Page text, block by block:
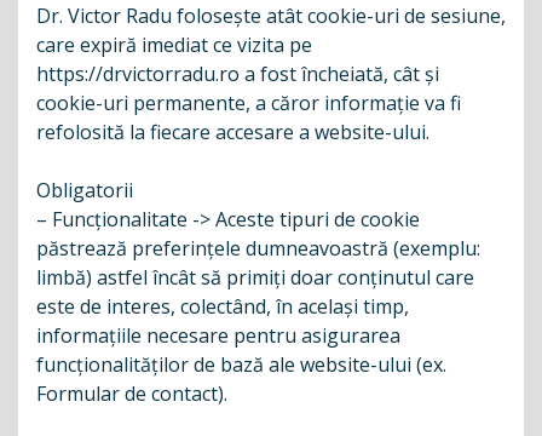
Dr. Victor Radu folosește atât cookie-uri de sesiune,
care expiră imediat ce vizita pe
https://drvictorradu.ro a fost încheiată, cât și
cookie-uri permanente, a căror informație va fi
refolosită la fiecare accesare a website-ului.
Obligatorii
– Funcționalitate -> Aceste tipuri de cookie
păstrează preferințele dumneavoastră (exemplu:
limbă) astfel încât să primiți doar conținutul care
este de interes, colectând, în același timp,
informațiile necesare pentru asigurarea
funcționalităților de bază ale website-ului (ex.
Formular de contact).